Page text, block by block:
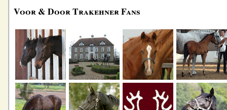
Voor & Door Trakehner Fans